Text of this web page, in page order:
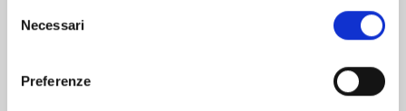
delNecessari
Preferenze